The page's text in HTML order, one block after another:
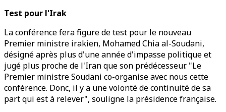
Test pour l'Irak
La conférence fera figure de test pour le nouveau
Premier ministre irakien, Mohamed Chia al-Soudani,
désigné après plus d'une année d'impasse politique et
jugé plus proche de l'Iran que son prédécesseur. "Le
Premier ministre Soudani co-organise avec nous cette
conférence. Donc, il y a une volonté de continuité de sa
part qui est à relever", souligne la présidence française.